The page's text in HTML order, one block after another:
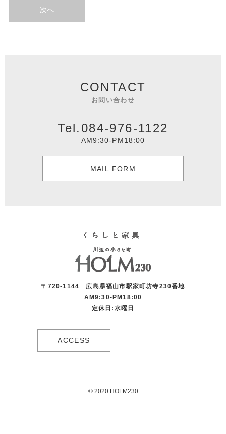
次へ
CONTACT
お問い合わせ
Tel.084-976-1122
AM9:30-PM18:00
MAIL FORM
〒720-1144 広島県福山市駅家町坊寺230番地
AM9:30-PM18:00
定休日:水曜日
ACCESS
© 2020 HOLM230